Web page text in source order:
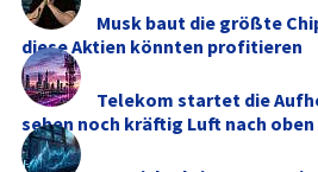
Musk baut die größte
diese Aktien könnten profitieren
Telekom startet die
sehen noch kräftig Luft nach oben